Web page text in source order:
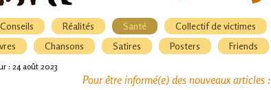
Conseils Réalités Santé Collectif de victimes
Chansons Satires Posters Friends
: 24 août 2023
Pour être informé(e) des nouveaux articles :